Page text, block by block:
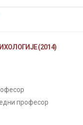
(2014)
професор